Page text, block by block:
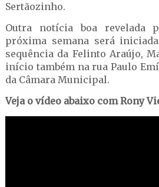
Sertãozinho.
Outra notícia boa revelada
próxima semana será
sequência da Felinto Araújo,
início também na rua Paulo
da Câmara Municipal.
Veja o vídeo abaixo com Rony